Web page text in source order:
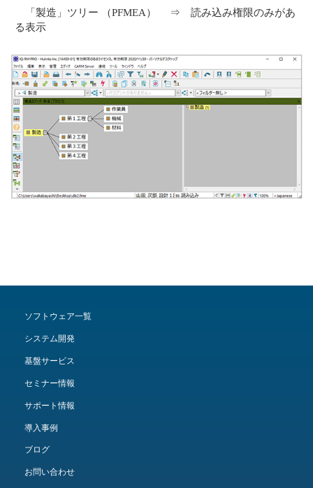
「製造」ツリー （PFMEA） ⇒ 読み込み権限のみがあ
る表示
ソフトウェア一覧
システム開発
基盤サービス
セミナー情報
サポート情報
導入事例
ブログ
お問い合わせ